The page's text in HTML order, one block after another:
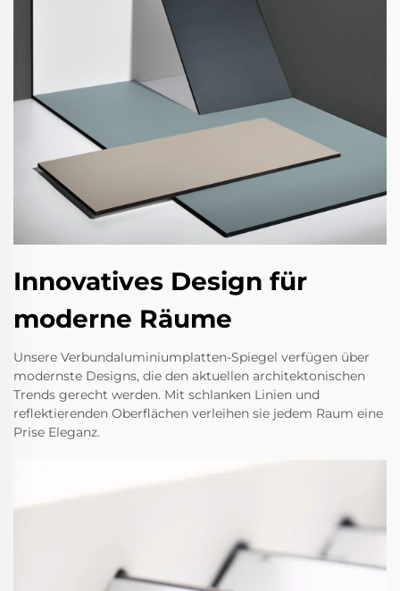
Innovatives Design für
moderne Räume
Unsere Verbundaluminiumplatten-Spiegel verfügen über
modernste Designs, die den aktuellen architektonischen
Trends gerecht werden. Mit schlanken Linien und
reflektierenden Oberflächen verleihen sie jedem Raum eine
Prise Eleganz.